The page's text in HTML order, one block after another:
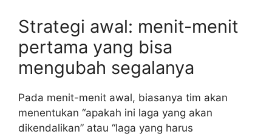
Strategi awal: menit-menit
pertama yang bisa
mengubah segalanya
Pada menit-menit awal, biasanya tim akan
menentukan “apakah ini laga yang akan
dikendalikan” atau “laga yang harus